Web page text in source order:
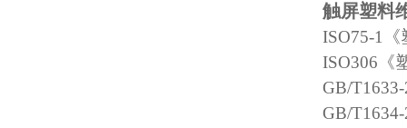
触屏塑料
ISO75-1
ISO306
GB/
GB/